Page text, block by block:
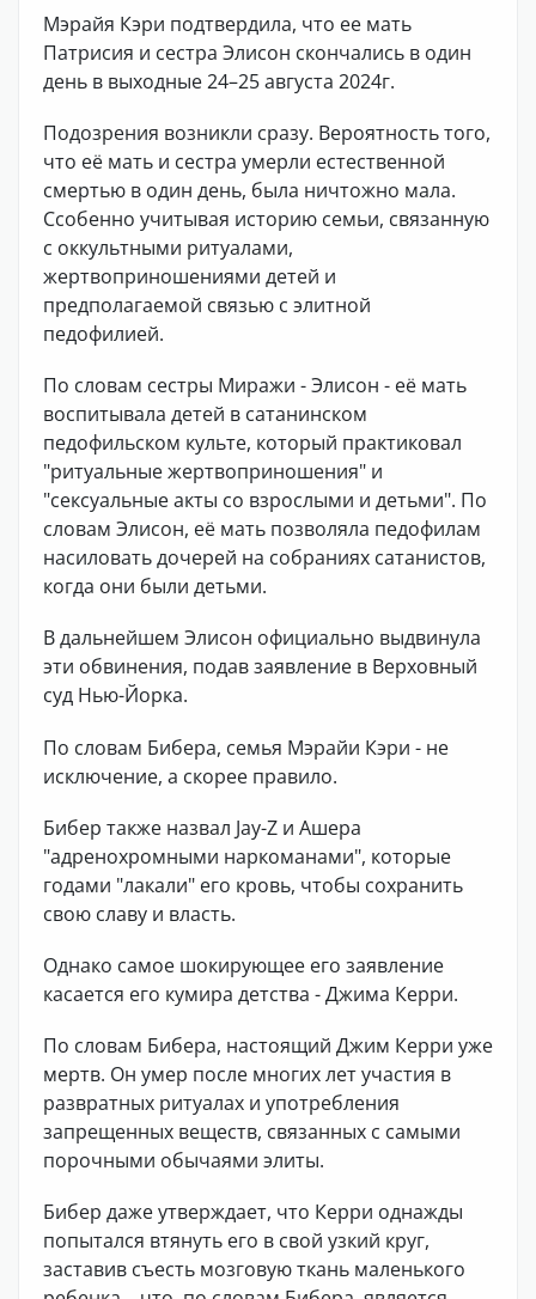
Мэрайя Кэри подтвердила, что ее мать
Патрисия и сестра Элисон скончались в один
день в выходные 24–25 августа 2024г.
Подозрения возникли сразу. Вероятность того,
что её мать и сестра умерли естественной
смертью в один день, была ничтожно мала.
Ссобенно учитывая историю семьи, связанную
с оккультными ритуалами,
жертвоприношениями детей и
предполагаемой связью с элитной
педофилией.
По словам сестры Миражи - Элисон - её мать
воспитывала детей в сатанинском
педофильском культе, который практиковал
"ритуальные жертвоприношения" и
"сексуальные акты со взрослыми и детьми". По
словам Элисон, её мать позволяла педофилам
насиловать дочерей на собраниях сатанистов,
когда они были детьми.
В дальнейшем Элисон официально выдвинула
эти обвинения, подав заявление в Верховный
суд Нью-Йорка.
По словам Бибера, семья Мэрайи Кэри - не
исключение, а скорее правило.
Бибер также назвал Jay-Z и Ашера
"адренохромными наркоманами", которые
годами "лакали" его кровь, чтобы сохранить
свою славу и власть.
Однако самое шокирующее его заявление
касается его кумира детства - Джима Керри.
По словам Бибера, настоящий Джим Керри уже
мертв. Он умер после многих лет участия в
развратных ритуалах и употребления
запрещенных веществ, связанных с самыми
порочными обычаями элиты.
Бибер даже утверждает, что Керри однажды
попытался втянуть его в свой узкий круг,
заставив съесть мозговую ткань маленького